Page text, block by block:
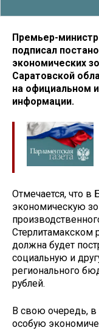
Премьер-
подписал
экономических
Саратовской
на официальном
информации.
Отмечается, что в
экономическую
Стерлитамакском
должна будет
социальную и
регионального
рублей.
В свою очередь, в
особую